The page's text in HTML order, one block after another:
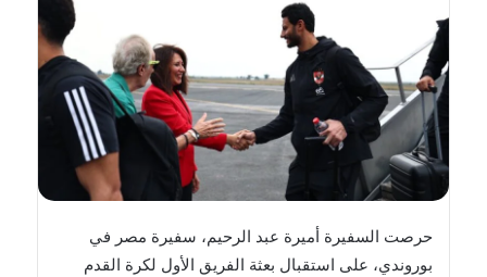
حرصت السفيرة أميرة عبد الرحيم، سفيرة مصر في
بوروندي، على استقبال بعثة الفريق الأول لكرة القدم